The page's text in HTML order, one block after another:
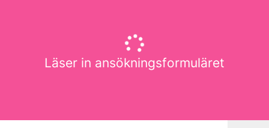
Läser in ansökningsformuläret